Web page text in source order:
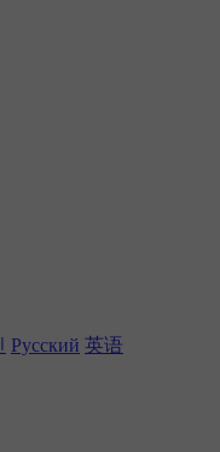
Русский 英语